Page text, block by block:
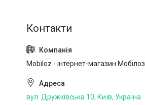
Mobiloz - інтернет-магазин Мобілоз
вул. Дружківська 10, Київ, Україна